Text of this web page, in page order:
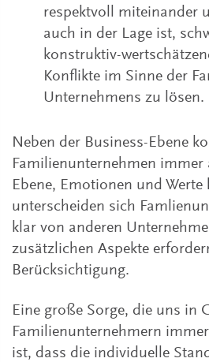
respektvoll miteinander
auch in der Lage ist,
konstruktiv-
Konflikte im Sinne der
Unternehmens zu lösen.
Neben der Business-Ebene
Familienunternehmen
Ebene, Emotionen und
unterscheiden sich
klar von anderen
zusätzlichen Aspekte
Berücksichtigung.
Eine große Sorge, die uns in
Familienunternehmern
ist, dass die individuelle